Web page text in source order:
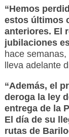
“Hemos
estos últimos
anteriores. El
jubilaciones
hace
lleva adelante
“Además, el
deroga la ley
entrega de la
El día de su
rutas de